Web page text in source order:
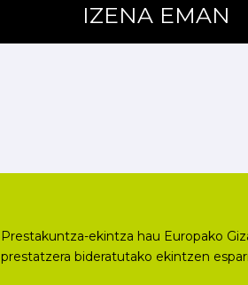
IZENA EMAN
Prestakuntza-ekintza hau Europako
prestatzera bideratutako ekintzen